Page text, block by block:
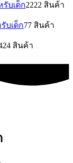
รับเด็ก2222 สินค้า
บเด็ก77 สินค้า
24 สินค้า